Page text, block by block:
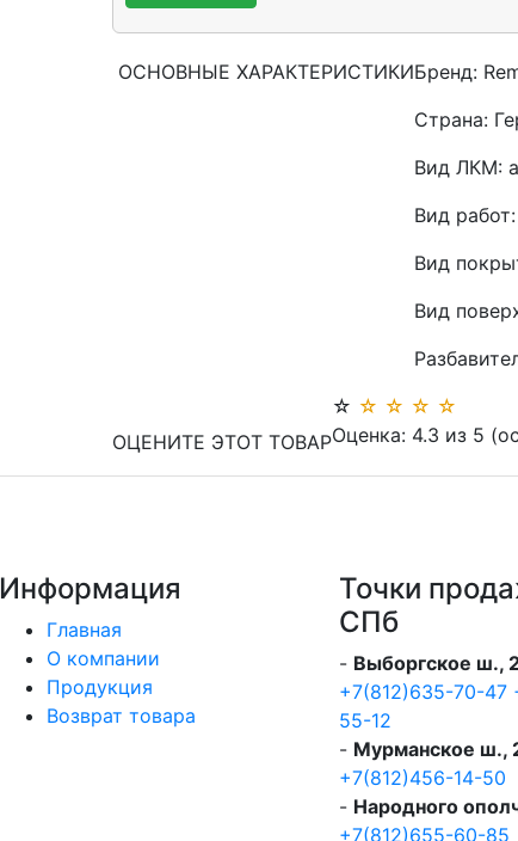
ОСНОВНЫЕ ХАРАКТЕРИСТИКИБренд:
Страна:
Вид ЛКМ:
Вид работ:
Вид
Вид
ОЦЕНИТЕ ЭТОТ ТОВАР
☆ ☆ ☆ ☆ ☆
Оценка: 4.3 из 5
Информация
Главная
О компании
Продукция
Возврат товара
Точки
СПб
- Выборгское ш.,
+7(812)635-70-47
55-12
- Мурманское ш.,
+7(812)456-14-50
- Народного
+7(812)655-60-85